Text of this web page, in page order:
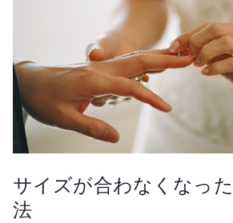
サイズが合わなくなっ
法